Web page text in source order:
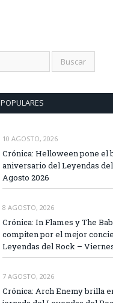
POPULARES
10 AGOSTO, 2026
Crónica: Helloween pone el
aniversario del Leyendas
Agosto 2026
8 AGOSTO, 2026
Crónica: In Flames y The
compiten por el mejor
Leyendas del Rock –
7 AGOSTO, 2026
Crónica: Arch Enemy brilla